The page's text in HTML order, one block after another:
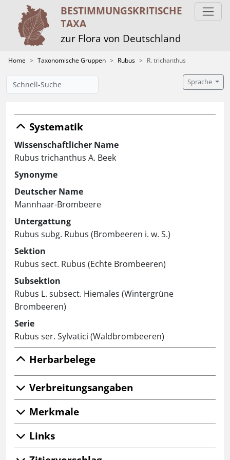
BESTIMMUNGS­KRITISCHE
TAXA
zur Flora von Deutschland
Home Taxonomische Gruppen Rubus R. trichanthus
Sprache
Systematik
Wissenschaftlicher Name
Rubus trichanthus A. Beek
Synonyme
Deutscher Name
Mannhaar-Brombeere
Untergattung
Rubus subg. Rubus (Brombeeren i. w. S.)
Sektion
Rubus sect. Rubus (Echte Brombeeren)
Subsektion
Rubus L. subsect. Hiemales (Wintergrüne
Brombeeren)
Serie
Rubus ser. Sylvatici (Waldbrombeeren)
Herbarbelege
Verbreitungsangaben
Merkmale
Links